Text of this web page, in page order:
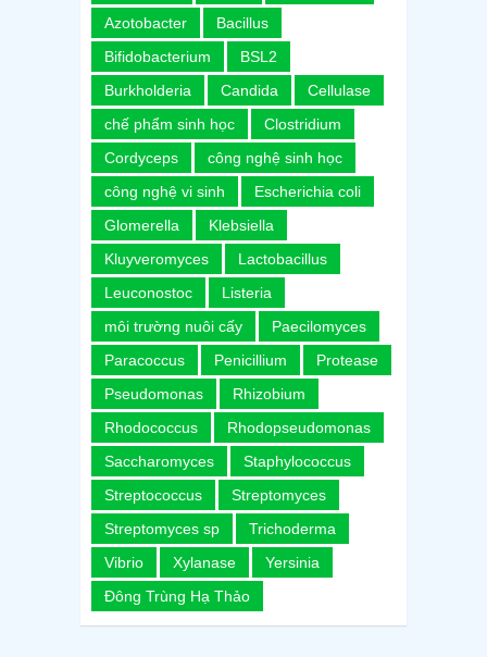
Azotobacter
Bacillus
Bifidobacterium
BSL2
Burkholderia
Candida
Cellulase
chế phẩm sinh học
Clostridium
Cordyceps
công nghệ sinh học
công nghệ vi sinh
Escherichia coli
Glomerella
Klebsiella
Kluyveromyces
Lactobacillus
Leuconostoc
Listeria
môi trường nuôi cấy
Paecilomyces
Paracoccus
Penicillium
Protease
Pseudomonas
Rhizobium
Rhodococcus
Rhodopseudomonas
Saccharomyces
Staphylococcus
Streptococcus
Streptomyces
Streptomyces sp
Trichoderma
Vibrio
Xylanase
Yersinia
Đông Trùng Hạ Thảo